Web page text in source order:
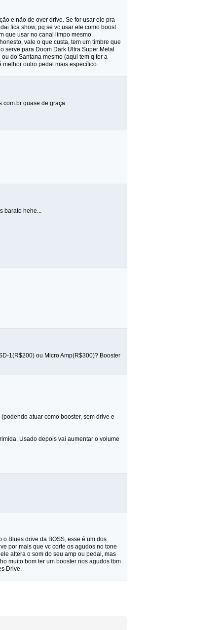
e não de over drive. Se for usar ele pra
fica show, pq se vc usar ele como boost
que usar no canal limpo mesmo.
vale o que custa, tem um timbre que
serve para Doom Dark Ultra Super Metal
do Santana mesmo (aqui tem q ter a
melhor outro pedal mais específico.
quase de graça
barato hehe...
1(R$200) ou Micro Amp(R$300)? Booster
atuar como booster, sem drive e
Usado depois vai aumentar o volume
Blues drive da BOSS, esse é um dos
por mais que vc corte os agudos no tone
altera o som do seu amp ou pedal, mas
muito bom ter um booster nos agudos tbm
Drive.